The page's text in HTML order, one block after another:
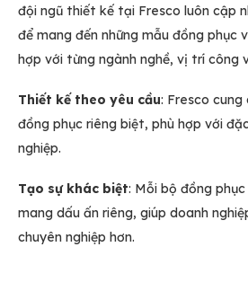
đội ngũ thiết kế tại Fresco luôn cập
để mang đến những mẫu đồng phục
hợp với từng ngành nghề, vị trí công
Thiết kế theo yêu cầu: Fresco
đồng phục riêng biệt, phù hợp với
nghiệp.
Tạo sự khác biệt: Mỗi bộ đồng
mang dấu ấn riêng, giúp doanh
chuyên nghiệp hơn.